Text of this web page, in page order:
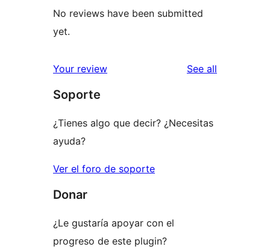
No reviews have been submitted
yet.
Your review See all
Soporte
¿Tienes algo que decir? ¿Necesitas
ayuda?
Ver el foro de soporte
Donar
¿Le gustaría apoyar con el
progreso de este plugin?